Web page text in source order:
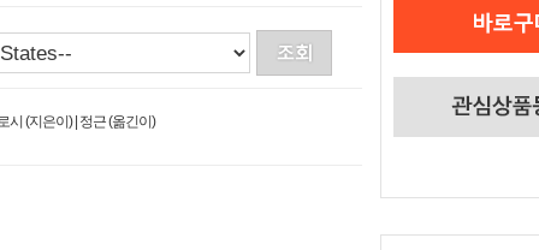
시 (지은이) | 정근 (옮긴이)